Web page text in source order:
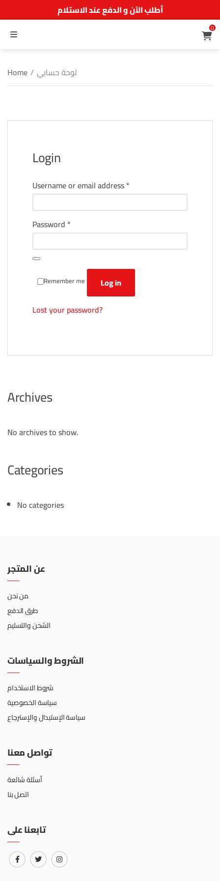
أطلب الآن و الدفع عند الاستلام
MENU
0
Home / لوحة حسابي
Login
Username or email address*
Password *
Remember me
Log in
Lost your password?
Archives
No archives to show.
Categories
No categories
عن المتجر
من نحن
طرق الدفع
الشحن والتسليم
الشروط والسياسات
شروط الاستخدام
سياسة الخصوصية
سياسة الإستبدال والإسترجاع
تواصل معنا
أسئلة شائعة
اتصل بنا
تابعنا على